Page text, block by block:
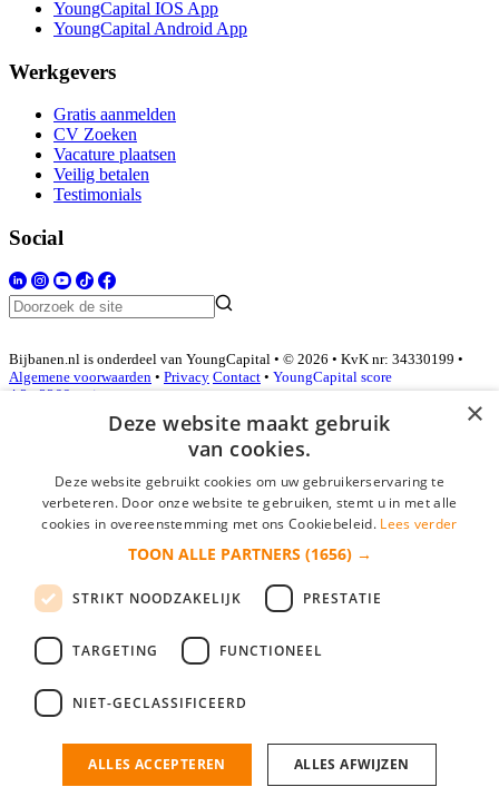
YoungCapital IOS App
YoungCapital Android App
Werkgevers
Gratis aanmelden
CV Zoeken
Vacature plaatsen
Veilig betalen
Testimonials
Social
Bijbanen.nl is onderdeel van YoungCapital • © 2026 • KvK nr: 34330199 •
Algemene voorwaarden • Privacy Contact • YoungCapital score
4.3 - 3366 reviews
Inloggen als bedrijf
*
login gegevens onthouden
login
Bedrijf aanmelden
nieuwe collega/werknemer zo gevonden!
×
Deze website maakt gebruik
van cookies.
Deze website gebruikt cookies om uw gebruikerservaring te
verbeteren. Door onze website te gebruiken, stemt u in met alle
cookies in overeenstemming met ons Cookiebeleid. Lees verder
TOON ALLE PARTNERS (1656) →
STRIKT NOODZAKELIJK PRESTATIE
TARGETING FUNCTIONEEL
NIET-GECLASSIFICEERD
ALLES ACCEPTEREN ALLES AFWIJZEN